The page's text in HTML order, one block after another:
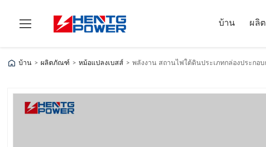
บ้าน ผลิ
บ้าน > ผลิตภัณฑ์ > หม้อแปลงเบสส์ > พลังงาน สถานไฟใต้ดินประเภทกล่องประกอ